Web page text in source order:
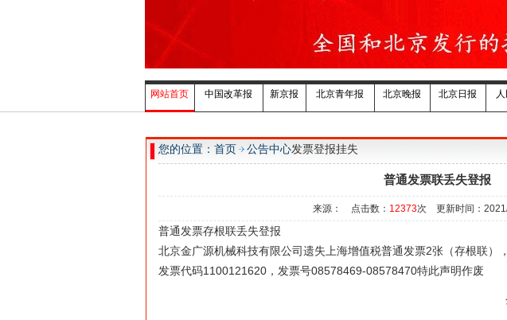
网站首页 中国改革报 新京报 北京青年报 北京晚报 北京日报
您的位置：首页 公告中心发票登报挂失
普通发票联丢失登报
来源： 点击数： 12373次 更新时间：
普通发票存根联丢失登报
北京金广源机械科技有限公司遗失上海增值税普通发票2张（存根联）
发票代码1100121620，发票号08578469-08578470特此声明作废